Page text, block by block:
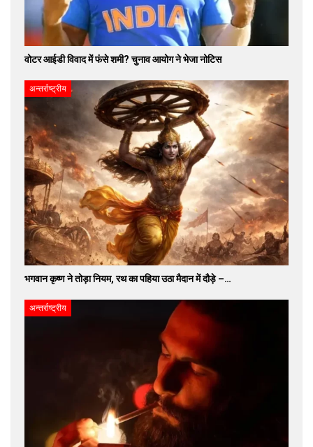
वोटर आईडी विवाद में फंसे शमी? चुनाव आयोग ने भेजा नोटिस
अन्तर्राष्ट्रीय
भगवान कृष्ण ने तोड़ा नियम, रथ का पहिया उठा मैदान में दौड़े –…
अन्तर्राष्ट्रीय